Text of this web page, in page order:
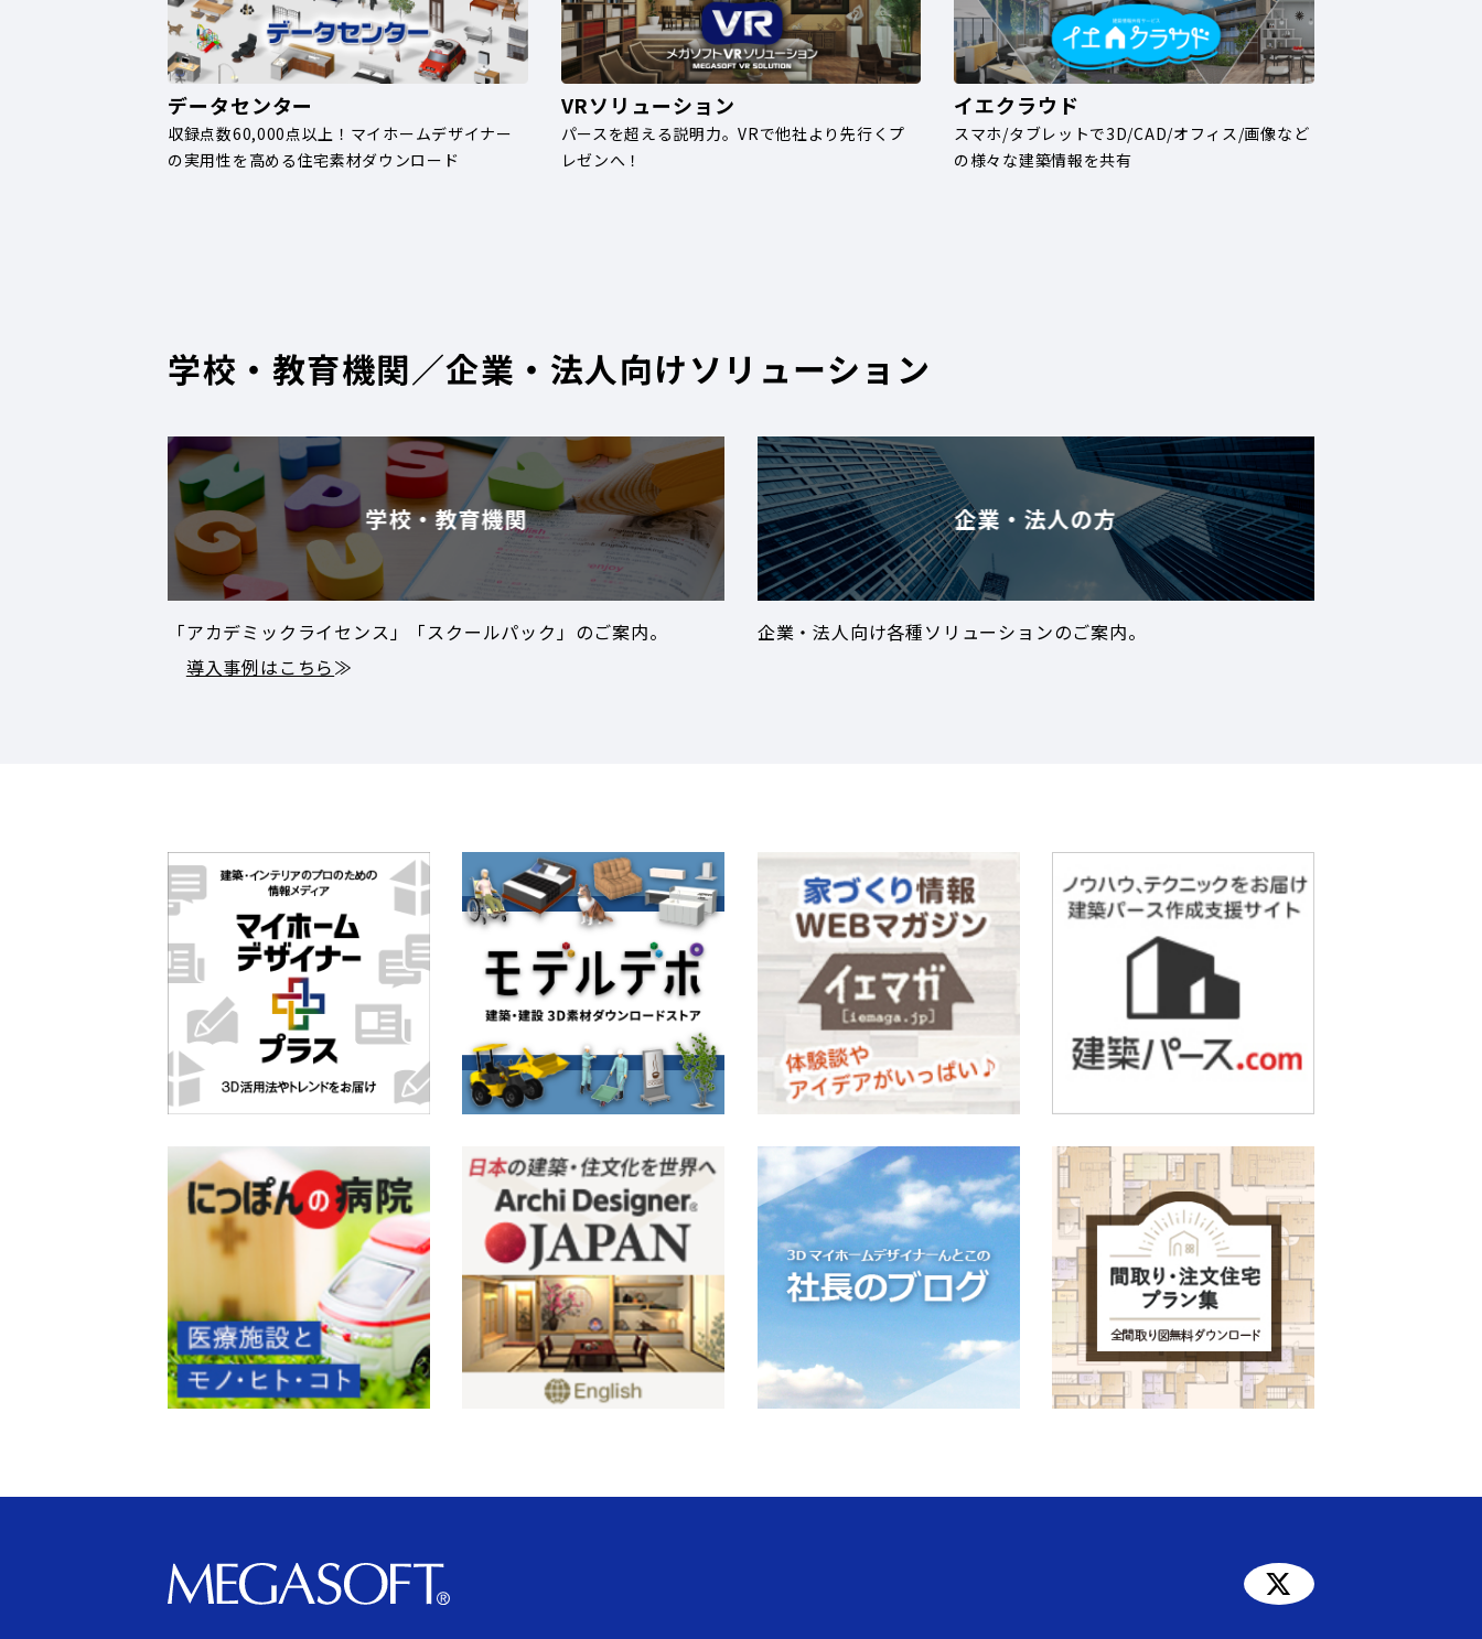
データセンター
収録点数60,000点以上！マイホームデザイナー
の実用性を高める住宅素材ダウンロード
VRソリューション
パースを超える説明力。VRで他社より先行くプ
レゼンへ！
イエクラウド
スマホ/タブレットで3D/CAD/オフィス/画像など
の様々な建築情報を共有
学校・教育機関／企業・法人向けソリューション
学校・教育機関
「アカデミックライセンス」「スクールパック」のご案内。
導入事例はこちら≫
企業・法人の方
企業・法人向け各種ソリューションのご案内。